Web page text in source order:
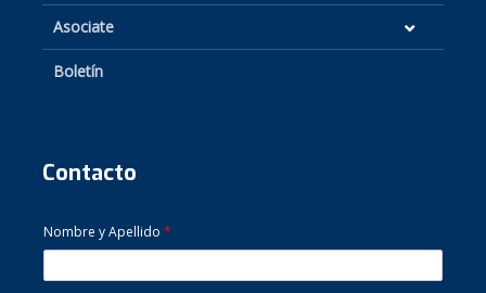
Asociate
Boletín
Contacto
Nombre y Apellido *